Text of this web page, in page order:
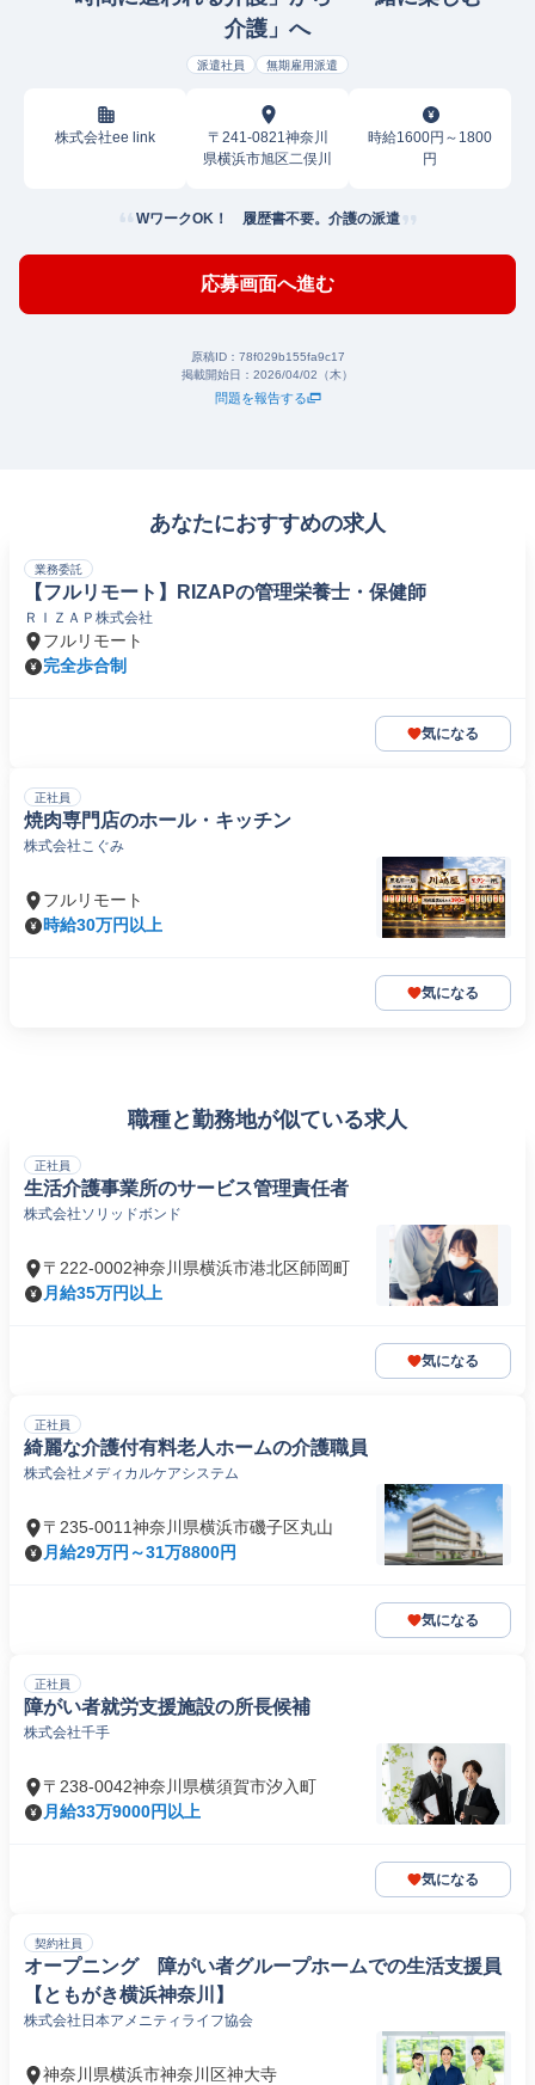
介護」へ
派遣社員 無期雇用派遣
株式会社ee link
〒241-0821神奈川
県横浜市旭区二俣川
時給1600円～1800
円
WワークOK！ 履歴書不要。介護の派遣
応募画面へ進む
原稿ID： 78f029b155fa9c17
掲載開始日： 2026/04/02（木）
問題を報告する
あなたにおすすめの求人
業務委託
【フルリモート】RIZAPの管理栄養士・保健師
ＲＩＺＡＰ株式会社
フルリモート
完全歩合制
気になる
正社員
焼肉専門店のホール・キッチン
株式会社こぐみ
フルリモート
時給30万円以上
気になる
職種と勤務地が似ている求人
正社員
生活介護事業所のサービス管理責任者
株式会社ソリッドボンド
〒222-0002神奈川県横浜市港北区師岡町
月給35万円以上
気になる
正社員
綺麗な介護付有料老人ホームの介護職員
株式会社メディカルケアシステム
〒235-0011神奈川県横浜市磯子区丸山
月給29万円～31万8800円
気になる
正社員
障がい者就労支援施設の所長候補
株式会社千手
〒238-0042神奈川県横須賀市汐入町
月給33万9000円以上
気になる
契約社員
オープニング 障がい者グループホームでの生活支援員
【ともがき横浜神奈川】
株式会社日本アメニティライフ協会
神奈川県横浜市神奈川区神大寺